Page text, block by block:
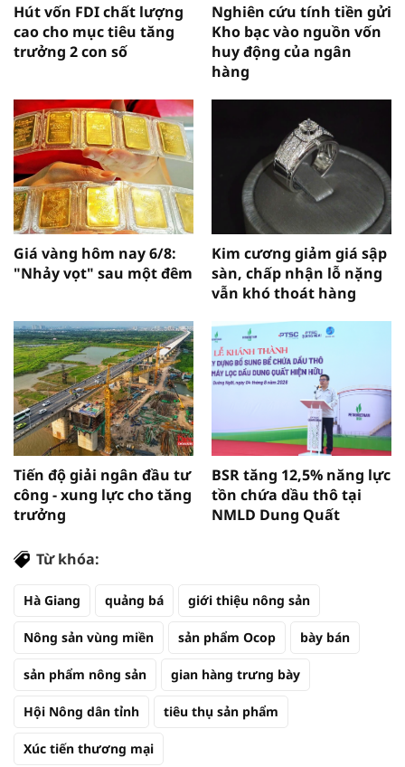
Hút vốn FDI chất lượng
cao cho mục tiêu tăng
trưởng 2 con số
Nghiên cứu tính tiền gửi
Kho bạc vào nguồn vốn
huy động của ngân
hàng
Giá vàng hôm nay 6/8:
"Nhảy vọt" sau một đêm
Kim cương giảm giá sập
sàn, chấp nhận lỗ nặng
vẫn khó thoát hàng
Tiến độ giải ngân đầu tư
công - xung lực cho tăng
trưởng
BSR tăng 12,5% năng lực
tồn chứa dầu thô tại
NMLD Dung Quất
Từ khóa:
Hà Giang quảng bá giới thiệu nông sản
Nông sản vùng miền sản phẩm Ocop bày bán
sản phẩm nông sản gian hàng trưng bày
Hội Nông dân tỉnh tiêu thụ sản phẩm
Xúc tiến thương mại